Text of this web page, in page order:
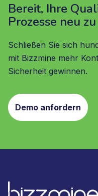
Bereit, Ihre
Prozesse neu
Schließen Sie sich
mit Bizzmine mehr
Sicherheit gewinnen.
Demo anfordern